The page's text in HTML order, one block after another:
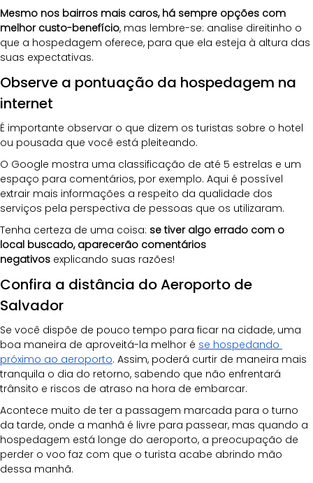
Mesmo nos bairros mais caros, há sempre opções com
melhor custo-benefício, mas lembre-se: analise direitinho o
que a hospedagem oferece, para que ela esteja à altura das
suas expectativas.
Observe a pontuação da hospedagem na
internet
É importante observar o que dizem os turistas sobre o hotel
ou pousada que você está pleiteando.
O Google mostra uma classificação de até 5 estrelas e um
espaço para comentários, por exemplo. Aqui é possível
extrair mais informações a respeito da qualidade dos
serviços pela perspectiva de pessoas que os utilizaram.
Tenha certeza de uma coisa: se tiver algo errado com o
local buscado, aparecerão comentários
negativos explicando suas razões!
Confira a distância do Aeroporto de
Salvador
Se você dispõe de pouco tempo para ficar na cidade, uma
boa maneira de aproveitá-la melhor é se hospedando
próximo ao aeroporto. Assim, poderá curtir de maneira mais
tranquila o dia do retorno, sabendo que não enfrentará
trânsito e riscos de atraso na hora de embarcar.
Acontece muito de ter a passagem marcada para o turno
da tarde, onde a manhã é livre para passear, mas quando a
hospedagem está longe do aeroporto, a preocupação de
perder o voo faz com que o turista acabe abrindo mão
dessa manhã.